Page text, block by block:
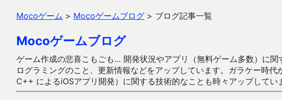
Mocoゲーム > Mocoゲームブログ > ブログ記事一覧
Mocoゲームブログ
ゲーム作成の悲喜こもごも… 開発状況やアプリ（無料ゲーム多数）に
ログラミングのこと、更新情報などをアップしています。ガラケー
C++ によるiOSアプリ開発）に関する技術的なことも時々アップしてい